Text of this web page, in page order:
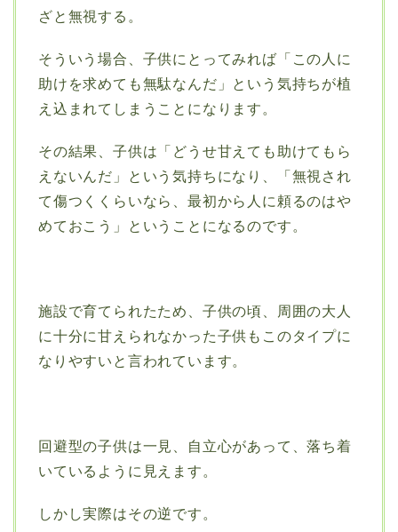
ざと無視する。
そういう場合、子供にとってみれば「この人に
助けを求めても無駄なんだ」という気持ちが植
え込まれてしまうことになります。
その結果、子供は「どうせ甘えても助けてもら
えないんだ」という気持ちになり、「無視され
て傷つくくらいなら、最初から人に頼るのはや
めておこう」ということになるのです。
施設で育てられたため、子供の頃、周囲の大人
に十分に甘えられなかった子供もこのタイプに
なりやすいと言われています。
回避型の子供は一見、自立心があって、落ち着
いているように見えます。
しかし実際はその逆です。